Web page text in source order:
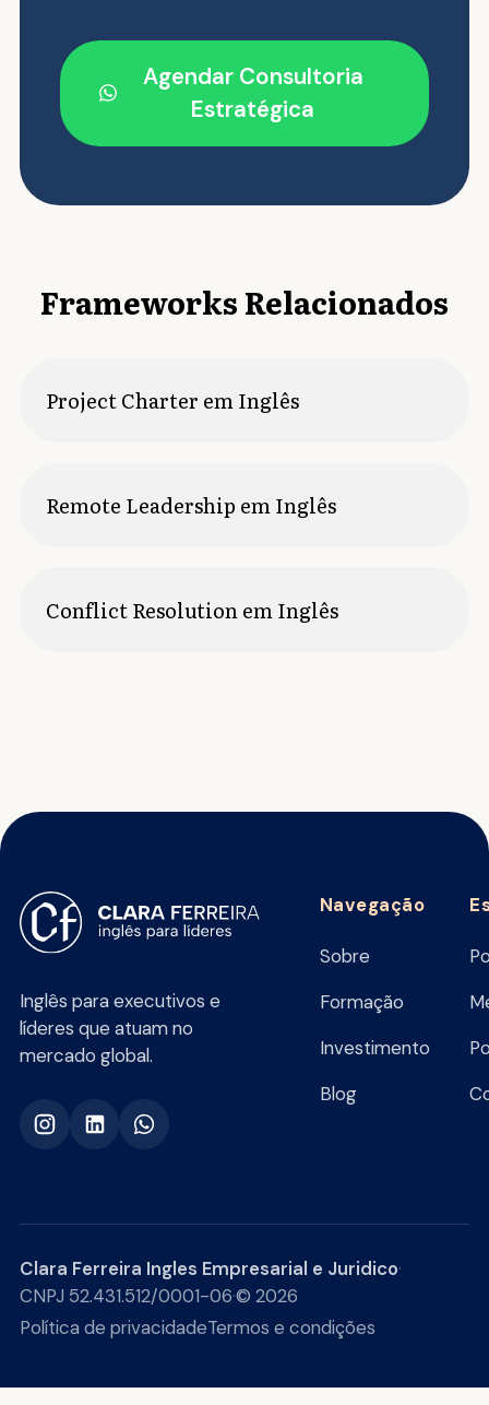
Agendar Consultoria
Estratégica
Frameworks Relacionados
Project Charter em Inglês
Remote Leadership em Inglês
Conflict Resolution em Inglês
Inglês para executivos e
líderes que atuam no
mercado global.
Navegação
Sobre
Formação
Investimento
Blog
Clara Ferreira Ingles Empresarial e Juridico·
CNPJ 52.431.512/0001-06·© 2026
Política de privacidadeTermos e condições